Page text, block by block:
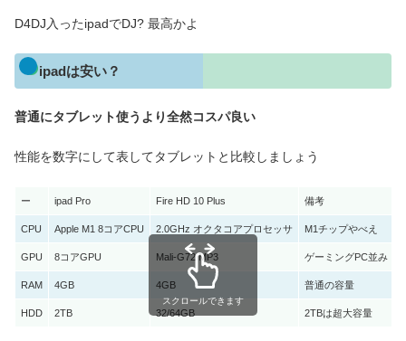
D4DJ入ったipadでDJ? 最高かよ
ipadは安い？
普通にタブレット使うより全然コスパ良い
性能を数字にして表してタブレットと比較しましょう
ー ipad Pro Fire HD 10 Plus 備考
CPU Apple M1 8コアCPU 2.0GHz オクタコアプロセッサ M1チップやべえ
GPU 8コアGPU Mali-G72 MP3 ゲーミングPC並み
RAM 4GB 4GB 普通の容量
HDD 2TB 32/64GB 2TBは超大容量
スクロールできます